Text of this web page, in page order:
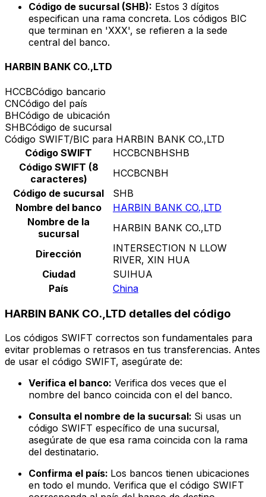
Código de sucursal (SHB): Estos 3 dígitos
especifican una rama concreta. Los códigos BIC
que terminan en 'XXX', se refieren a la sede
central del banco.
HARBIN BANK CO.,LTD
HCCBCódigo bancario
CNCódigo del país
BHCódigo de ubicación
SHBCódigo de sucursal
Código SWIFT/BIC para HARBIN BANK CO.,LTD
Código SWIFT
HCCBCNBHSHB
Código SWIFT (8
caracteres)
HCCBCNBH
Código de sucursal
SHB
Nombre del banco
HARBIN BANK CO.,LTD
Nombre de la
sucursal
HARBIN BANK CO.,LTD
Dirección
INTERSECTION N LLOW
RIVER, XIN HUA
Ciudad
SUIHUA
País
China
HARBIN BANK CO.,LTD detalles del código
Los códigos SWIFT correctos son fundamentales para
evitar problemas o retrasos en tus transferencias. Antes
de usar el código SWIFT, asegúrate de:
Verifica el banco: Verifica dos veces que el
nombre del banco coincida con el del banco.
Consulta el nombre de la sucursal: Si usas un
código SWIFT específico de una sucursal,
asegúrate de que esa rama coincida con la rama
del destinatario.
Confirma el país: Los bancos tienen ubicaciones
en todo el mundo. Verifica que el código SWIFT